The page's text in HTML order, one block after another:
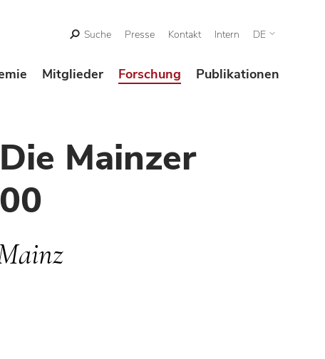
Suche Presse Kontakt Intern DE
Mitglieder Forschung Publikationen
Mainzer